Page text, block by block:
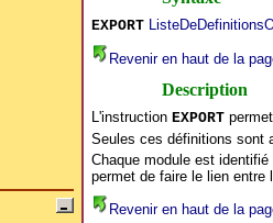
EXPORT
Revenir en haut de la
Description
L'instruction EXPORTpermet
Seules ces définitions sont
Chaque module est
permet de faire le lien entre
Revenir en haut de la